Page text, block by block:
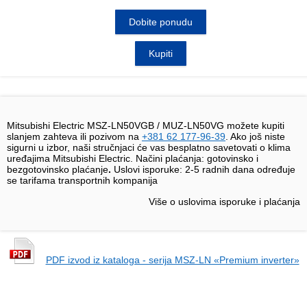
Dobite ponudu
Kupiti
Mitsubishi Electric MSZ-LN50VGB / MUZ-LN50VG možete kupiti
slanjem zahteva ili pozivom na +381 62 177-96-39. Ako još niste
sigurni u izbor, naši stručnjaci će vas besplatno savetovati o klima
uređajima Mitsubishi Electric. Načini plaćanja: gotovinsko i
bezgotovinsko plaćanje. Uslovi isporuke: 2-5 radnih dana određuje
se tarifama transportnih kompanija
Više o uslovima isporuke i plaćanja
PDF izvod iz kataloga - serija MSZ-LN «Premium inverter»